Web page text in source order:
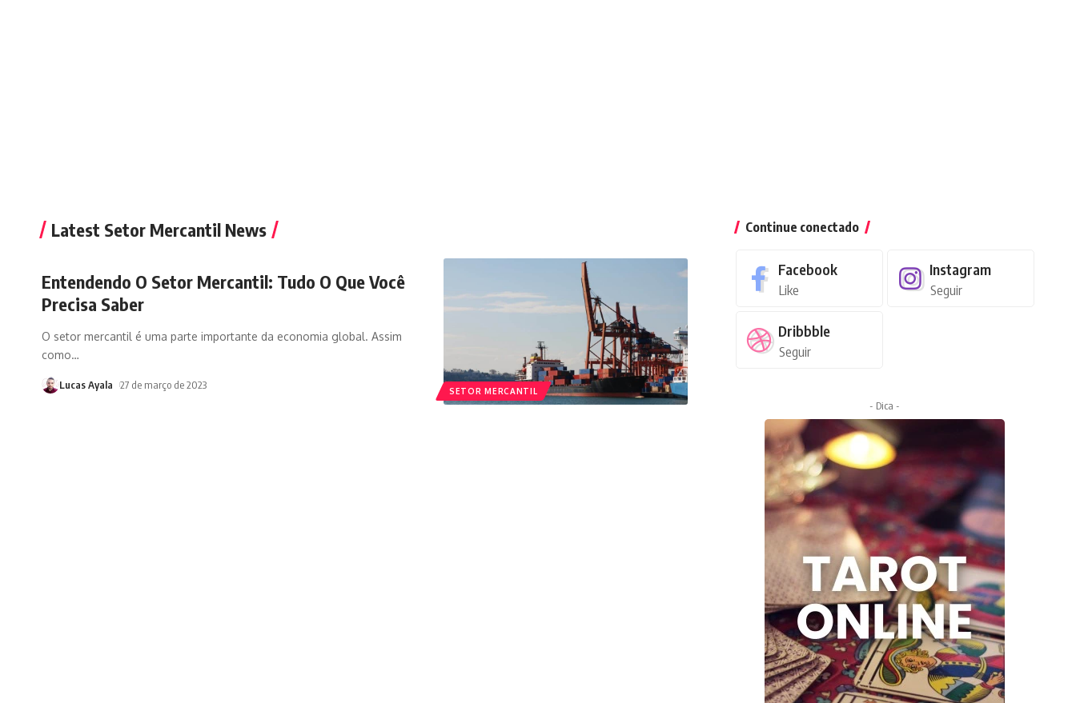
Latest Setor Mercantil News
SETOR MERCANTIL
Entendendo O Setor Mercantil: Tudo O Que Você
Precisa Saber
O setor mercantil é uma parte importante da economia global. Assim
como…
Lucas Ayala 27 de março de 2023
Continue conectado
Facebook
Like
Instagram
Seguir
Dribbble
Seguir
- Dica -